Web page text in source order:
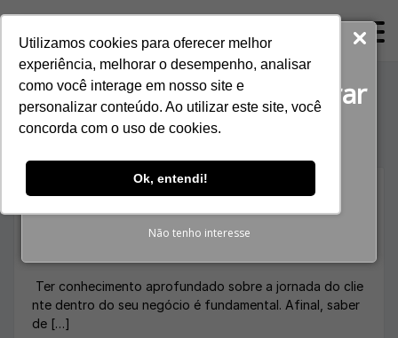
Baixe agora gratuitamente!
O guia completo para gerar
Reuniões Qualificadas
BAIXAR E-BOOK
Não tenho interesse
Utilizamos cookies para oferecer melhor
experiência, melhorar o desempenho, analisar
como você interage em nosso site e
personalizar conteúdo. Ao utilizar este site, você
concorda com o uso de cookies.
Ok, entendi!
ProspectaNerus
Mês:dezembro 2020
BLOG
Você estuda a jornada do cliente? Veja os
Ter conhecimento aprofundado sobre a jornada do clie
nte dentro do seu negócio é fundamental. Afinal, saber
de […]